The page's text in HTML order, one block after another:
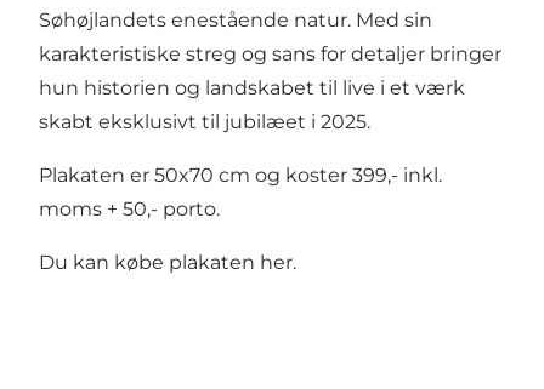
Søhøjlandets enestående natur. Med sin
karakteristiske streg og sans for detaljer bringer
hun historien og landskabet til live i et værk
skabt eksklusivt til jubilæet i 2025.
Plakaten er 50x70 cm og koster 399,- inkl.
moms + 50,- porto.
Du kan købe plakaten her.